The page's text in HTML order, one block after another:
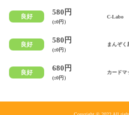
良好
580円
(±0円）
C-Labo
良好
580円
(±0円）
まんぞく
良好
680円
(±0円）
カードマ
Copyright © 2022 All